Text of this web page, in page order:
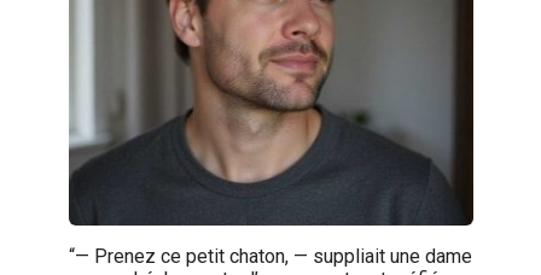
“— Prenez ce petit chaton, — suppliait une dame